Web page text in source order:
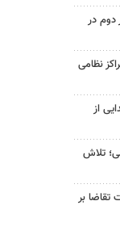
در
نظامی
از
تلاش
تقاضا بر